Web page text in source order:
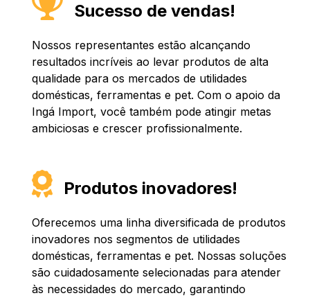
Sucesso de vendas!
Nossos representantes estão alcançando
resultados incríveis ao levar produtos de alta
qualidade para os mercados de utilidades
domésticas, ferramentas e pet. Com o apoio da
Ingá Import, você também pode atingir metas
ambiciosas e crescer profissionalmente.
Produtos inovadores!
Oferecemos uma linha diversificada de produtos
inovadores nos segmentos de utilidades
domésticas, ferramentas e pet. Nossas soluções
são cuidadosamente selecionadas para atender
às necessidades do mercado, garantindo